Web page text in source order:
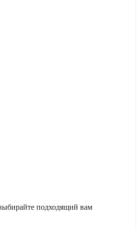
подходящий вам